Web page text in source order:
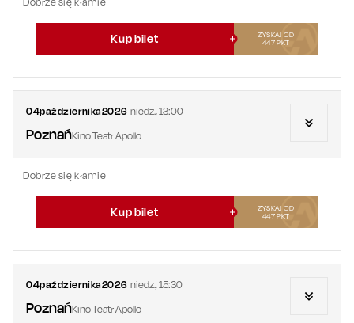
Kup bilet
ZYSKAJ OD
447PKT
04października2026 niedz.,13:00
PoznańKino Teatr Apollo
Dobrze się kłamie
Kup bilet
ZYSKAJ OD
447PKT
04października2026 niedz.,15:30
PoznańKino Teatr Apollo